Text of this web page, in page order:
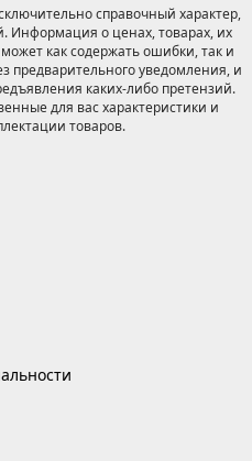
справочный характер,
Информация о ценах, товарах, их
как содержать ошибки, так и
предварительного уведомления, и
каких-либо претензий.
для вас характеристики и
товаров.